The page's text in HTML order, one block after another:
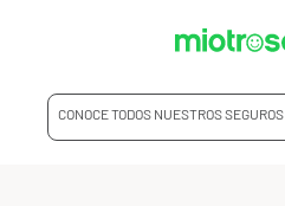
CONOCE TODOS NUESTROS SEGUROS